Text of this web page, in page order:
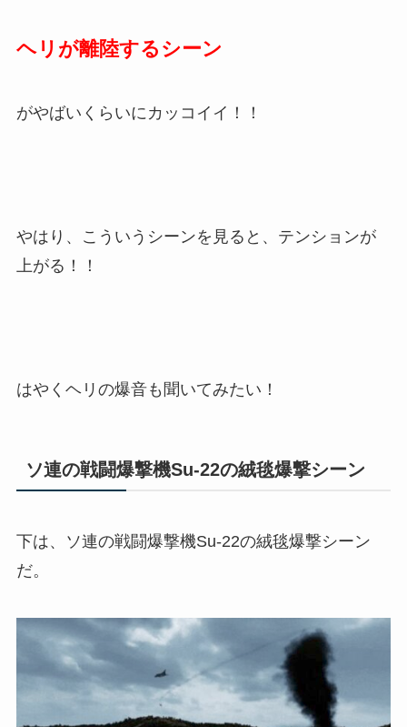
ヘリが離陸するシーン
がやばいくらいにカッコイイ！！
やはり、こういうシーンを見ると、テンションが
上がる！！
はやくヘリの爆音も聞いてみたい！
ソ連の戦闘爆撃機Su-22の絨毯爆撃シーン
下は、ソ連の戦闘爆撃機Su-22の絨毯爆撃シーン
だ。